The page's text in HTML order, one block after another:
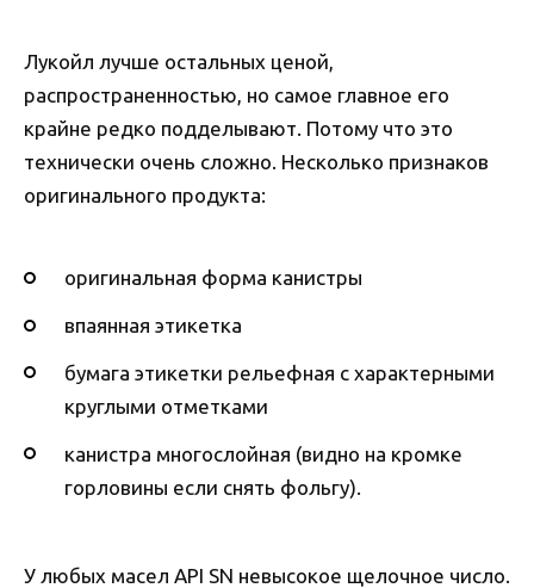
Лукойл лучше остальных ценой,
распространенностью, но самое главное его
крайне редко подделывают. Потому что это
технически очень сложно. Несколько признаков
оригинального продукта:
оригинальная форма канистры
впаянная этикетка
бумага этикетки рельефная с характерными
круглыми отметками
канистра многослойная (видно на кромке
горловины если снять фольгу).
У любых масел API SN невысокое щелочное число.